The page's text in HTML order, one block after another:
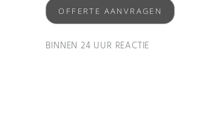
OFFERTE AANVRAGEN
BINNEN 24 UUR REACTIE